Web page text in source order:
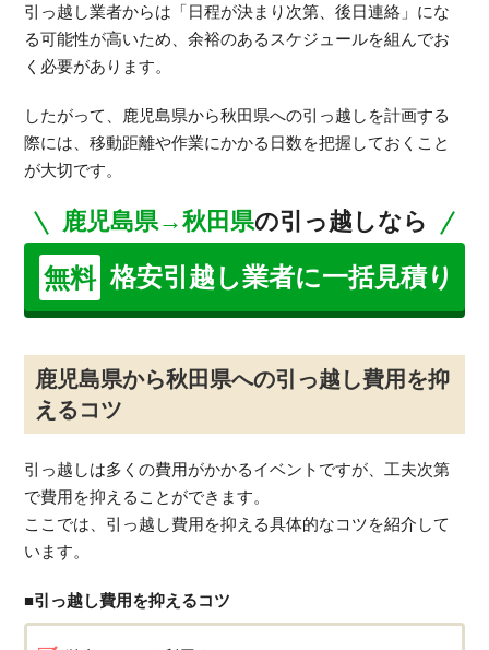
引っ越し業者からは「日程が決まり次第、後日連絡」にな
る可能性が高いため、余裕のあるスケジュールを組んでお
く必要があります。
したがって、鹿児島県から秋田県への引っ越しを計画する
際には、移動距離や作業にかかる日数を把握しておくこと
が大切です。
鹿児島県→秋田県の引っ越しなら
無料 格安引越し業者に一括見積り
鹿児島県から秋田県への引っ越し費用を抑
えるコツ
引っ越しは多くの費用がかかるイベントですが、工夫次第
で費用を抑えることができます。
ここでは、引っ越し費用を抑える具体的なコツを紹介して
います。
■引っ越し費用を抑えるコツ